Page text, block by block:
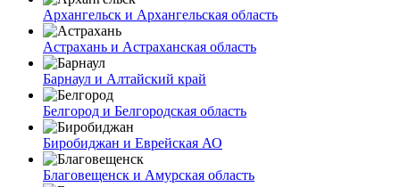
Архангельск и Архангельская область
Астрахань и Астраханская область
Барнаул и Алтайский край
Белгород и Белгородская область
Биробиджан и Еврейская АО
Благовещенск и Амурская область